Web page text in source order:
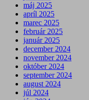
máj 2025
apríl 2025
marec 2025
február 2025
január 2025
december 2024
november 2024
október 2024
september 2024
august 2024
júl 2024